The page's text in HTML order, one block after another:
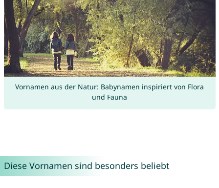
Vornamen aus der Natur: Babynamen inspiriert von Flora
und Fauna
Diese Vornamen sind besonders beliebt